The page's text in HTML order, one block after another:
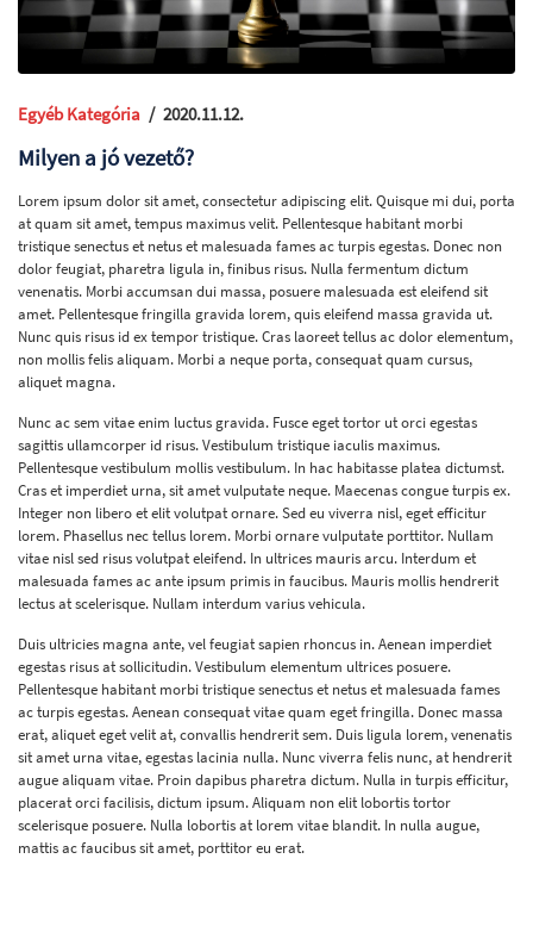
Egyéb Kategória / 2020.11.12.
Milyen a jó vezető?
Lorem ipsum dolor sit amet, consectetur adipiscing elit. Quisque mi dui, porta
at quam sit amet, tempus maximus velit. Pellentesque habitant morbi
tristique senectus et netus et malesuada fames ac turpis egestas. Donec non
dolor feugiat, pharetra ligula in, finibus risus. Nulla fermentum dictum
venenatis. Morbi accumsan dui massa, posuere malesuada est eleifend sit
amet. Pellentesque fringilla gravida lorem, quis eleifend massa gravida ut.
Nunc quis risus id ex tempor tristique. Cras laoreet tellus ac dolor elementum,
non mollis felis aliquam. Morbi a neque porta, consequat quam cursus,
aliquet magna.
Nunc ac sem vitae enim luctus gravida. Fusce eget tortor ut orci egestas
sagittis ullamcorper id risus. Vestibulum tristique iaculis maximus.
Pellentesque vestibulum mollis vestibulum. In hac habitasse platea dictumst.
Cras et imperdiet urna, sit amet vulputate neque. Maecenas congue turpis ex.
Integer non libero et elit volutpat ornare. Sed eu viverra nisl, eget efficitur
lorem. Phasellus nec tellus lorem. Morbi ornare vulputate porttitor. Nullam
vitae nisl sed risus volutpat eleifend. In ultrices mauris arcu. Interdum et
malesuada fames ac ante ipsum primis in faucibus. Mauris mollis hendrerit
lectus at scelerisque. Nullam interdum varius vehicula.
Duis ultricies magna ante, vel feugiat sapien rhoncus in. Aenean imperdiet
egestas risus at sollicitudin. Vestibulum elementum ultrices posuere.
Pellentesque habitant morbi tristique senectus et netus et malesuada fames
ac turpis egestas. Aenean consequat vitae quam eget fringilla. Donec massa
erat, aliquet eget velit at, convallis hendrerit sem. Duis ligula lorem, venenatis
sit amet urna vitae, egestas lacinia nulla. Nunc viverra felis nunc, at hendrerit
augue aliquam vitae. Proin dapibus pharetra dictum. Nulla in turpis efficitur,
placerat orci facilisis, dictum ipsum. Aliquam non elit lobortis tortor
scelerisque posuere. Nulla lobortis at lorem vitae blandit. In nulla augue,
mattis ac faucibus sit amet, porttitor eu erat.